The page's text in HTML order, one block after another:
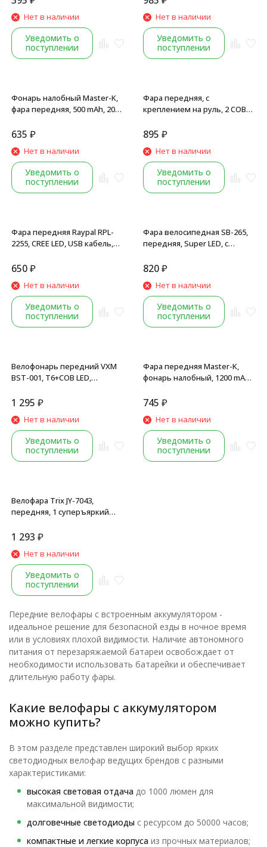
корпус, блистер
Нет в наличии
Уведомить о
поступлении
режимов освещения, Box
Нет в наличии
Уведомить о
поступлении
Фонарь налобный Master-K,
фара передняя, 500 mAh, 200
режима, Box
635 ₽
Нет в наличии
Уведомить о
поступлении
Фара передняя, с
креплением на руль, 2 COB
кабель, аккумулятор 1200
черный
895 ₽
Нет в наличии
Уведомить о
поступлении
Фара передняя Raypal RPL-
2255, CREE LED, USB кабель,
lumens, 3 режима
650₽
Нет в наличии
Уведомить о
поступлении
Фара велосипедная SB-265,
передняя, Super LED, с
аккумулятор 500 mAh, 4
820₽
Нет в наличии
Уведомить о
поступлении
Велофонарь передний VXM
BST-001, T6+COB LED,
аккумулятор,
режимов работы, Black
1 295 ₽
Нет в наличии
Уведомить о
поступлении
Фара передняя Master-K,
фонарь налобный, 1200 mAh,
режима освещения, Black
745 ₽
Нет в наличии
Уведомить о
поступлении
Велофара Trix JY-7043,
передняя, 1 суперъяркий
на руль, индикатор зарядки,
1 293 ₽
Нет в наличии
Уведомить о
поступлении
Передние велофары с встроенным аккумулятором -
идеальное решение для безопасной езды в ночное время
или в условиях плохой видимости. Наличие автономного
питания от перезаряжаемой батареи освобождает от
необходимости использовать батарейки и обеспечивает
длительную работу фары.
Какие велофары с аккумулятором
можно купить?
В этом разделе представлен широкий выбор ярких
светодиодных велофар ведущих брендов с разными
характеристиками:
высокая световая отдача до 1000 люмен для
максимальной видимости;
долговечные светодиоды с ресурсом до 50000 часов;
компактные и легкие корпуса из прочных материалов;